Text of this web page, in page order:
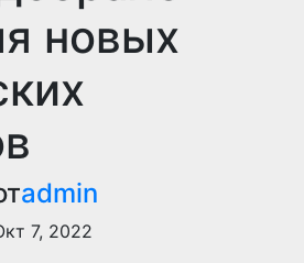
новых
admin
7, 2022